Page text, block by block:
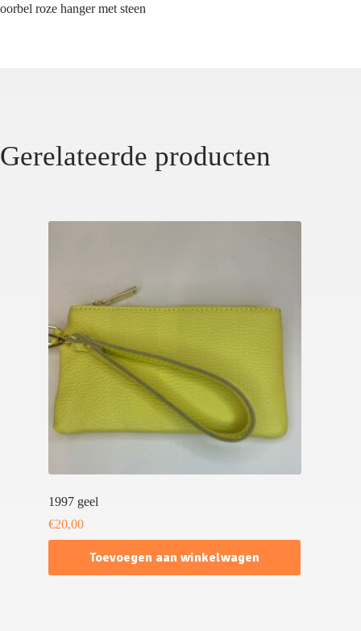
oorbel roze hanger met steen
Gerelateerde producten
1997 geel
€20,00
Toevoegen aan winkelwagen